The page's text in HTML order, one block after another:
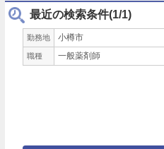
最近の検索条件(1/1)
勤務地 小樽市
職種 一般薬剤師